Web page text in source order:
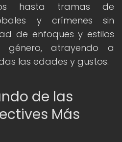
hasta tramas de
y crímenes sin
de enfoques y estilos
género, atrayendo a
las edades y gustos.
de las
Más